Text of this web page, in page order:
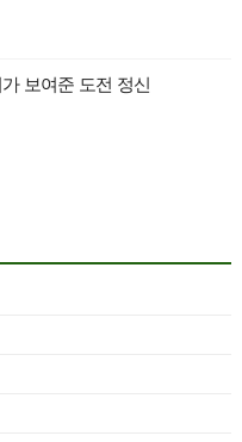
가 보여준 도전 정신